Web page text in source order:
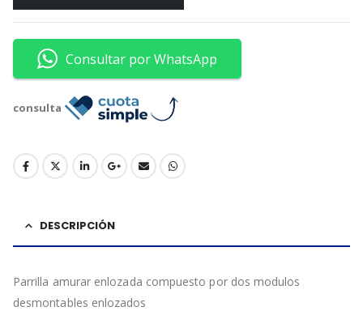
Consultar por WhatsApp
consulta
DESCRIPCIÓN
Parrilla amurar enlozada compuesto por dos modulos
desmontables enlozados